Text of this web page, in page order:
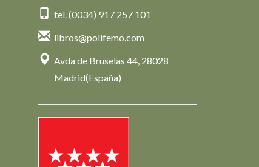
tel. (0034) 917 257 101
libros@polifemo.com
Avda de Bruselas 44, 28028
Madrid(España)